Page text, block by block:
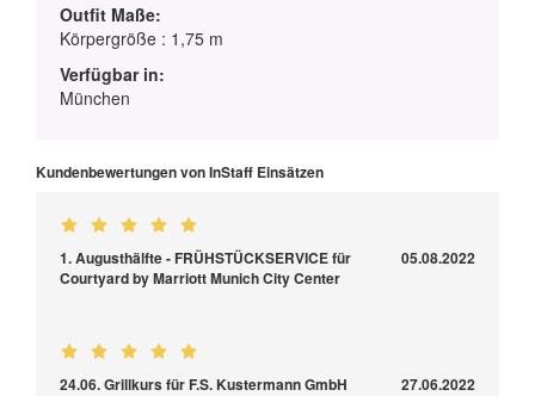
Outfit Maße:
Körpergröße : 1,75 m
Verfügbar in:
München
Kundenbewertungen von InStaff Einsätzen
1. Augusthälfte - FRÜHSTÜCKSERVICE für
Courtyard by Marriott Munich City Center
05.08.2022
24.06. Grillkurs für F.S. Kustermann GmbH 27.06.2022